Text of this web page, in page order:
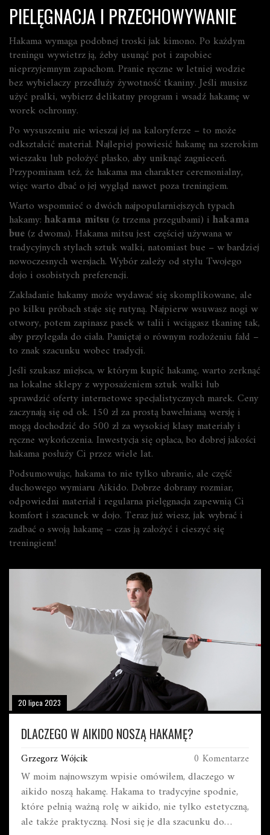
PIELĘGNACJA I PRZECHOWYWANIE
Hakama wymaga podobnej troski jak kimono. Po każdym
treningu wywietrz ją, żeby usunąć pot i zapobiec
nieprzyjemnym zapachom. Pranie ręczne w letniej wodzie
bez wybielaczy przedłuży żywotność tkaniny. Jeśli musisz
użyć pralki, wybierz delikatny program i wsadź hakamę w
worek ochronny.
Po wysuszeniu nie wieszaj jej na kaloryferze – to może
odkształcić materiał. Najlepiej powiesić hakamę na szerokim
wieszaku lub położyć płasko, aby uniknąć zagnieceń.
Przypominam też, że hakama ma charakter ceremonialny,
więc warto dbać o jej wygląd nawet poza treningiem.
Warto wspomnieć o dwóch najpopularniejszych typach
hakamy: hakama mitsu(z trzema przegubami) i hakama
bue(z dwoma). Hakama mitsu jest częściej używana w
tradycyjnych stylach sztuk walki, natomiast bue – w bardziej
nowoczesnych wersjach. Wybór zależy od stylu Twojego
dojo i osobistych preferencji.
Zakładanie hakamy może wydawać się skomplikowane, ale
po kilku próbach staje się rutyną. Najpierw wsuwasz nogi w
otwory, potem zapinasz pasek w talii i wciągasz tkaninę tak,
aby przylegała do ciała. Pamiętaj o równym rozłożeniu fałd –
to znak szacunku wobec tradycji.
Jeśli szukasz miejsca, w którym kupić hakamę, warto zerknąć
na lokalne sklepy z wyposażeniem sztuk walki lub
sprawdzić oferty internetowe specjalistycznych marek. Ceny
zaczynają się od ok. 150 zł za prostą bawełnianą wersję i
mogą dochodzić do 500 zł za wysokiej klasy materiały i
ręczne wykończenia. Inwestycja się opłaca, bo dobrej jakości
hakama posłuży Ci przez wiele lat.
Podsumowując, hakama to nie tylko ubranie, ale część
duchowego wymiaru Aikido. Dobrze dobrany rozmiar,
odpowiedni materiał i regularna pielęgnacja zapewnią Ci
komfort i szacunek w dojo. Teraz już wiesz, jak wybrać i
zadbać o swoją hakamę – czas ją założyć i cieszyć się
treningiem!
20 lipca 2023
DLACZEGO W AIKIDO NOSZĄ HAKAMĘ?
Grzegorz Wójcik 0 Komentarze
W moim najnowszym wpisie omówiłem, dlaczego w
aikido noszą hakamę. Hakama to tradycyjne spodnie,
które pełnią ważną rolę w aikido, nie tylko estetyczną,
ale także praktyczną. Nosi się je dla szacunku do